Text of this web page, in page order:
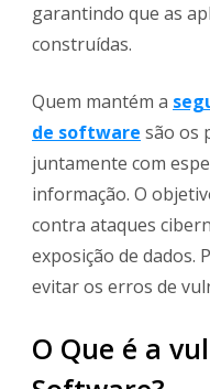
garantindo que as
construídas.
Quem mantém a
de software são os
juntamente com
informação. O
contra ataques
exposição de dados.
evitar os erros de
O Que é a